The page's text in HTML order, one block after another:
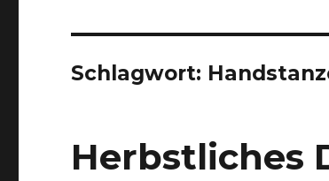
Schlagwort:
Herbstliches